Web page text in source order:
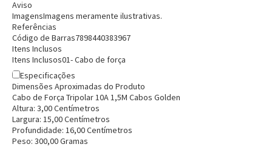
Entrega Flash
Cartão de crédito
Pagamento via Pix
Retire na Loja
Aviso
ImagensImagens meramente ilustrativas.
Referências
Código de Barras7898440383967
Itens Inclusos
Itens Inclusos01- Cabo de força
Especificações
Dimensões Aproximadas do Produto
Cabo de Força Tripolar 10A 1,5M Cabos Golden
Altura: 3,00Centímetros
Largura: 15,00Centímetros
Profundidade: 16,00Centímetros
Peso: 300,00Gramas